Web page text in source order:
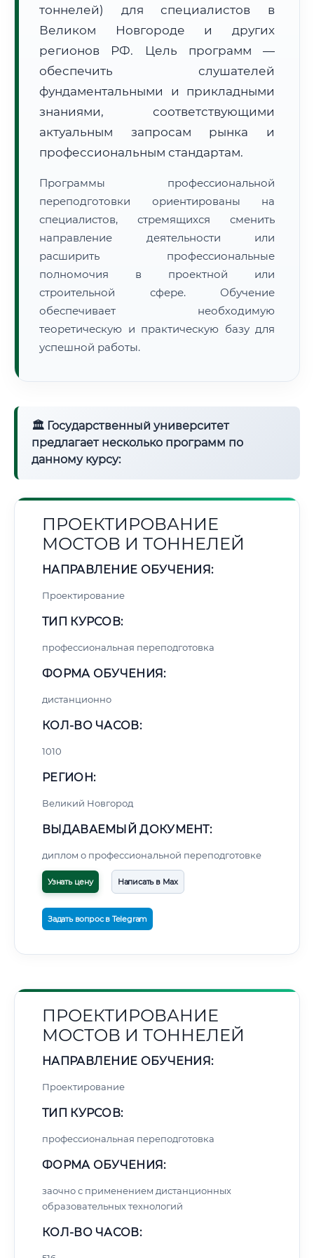
Расчет логистики оригиналов:
• Маршрут транзита:~3 092 км
• Экспресс-доставка СДЭК / Почтой:4–6 рабочих дней
📜 Документы и аккредитация
🔍Нажмите на документ для увеличения и просмотра
тоннелей) для специалистов в
Великом Новгороде и других
регионов РФ. Цель программ —
обеспечить слушателей
фундаментальными и прикладными
знаниями, соответствующими
актуальным запросам рынка и
профессиональным стандартам.
Программы профессиональной
переподготовки ориентированы на
специалистов, стремящихся сменить
направление деятельности или
расширить профессиональные
полномочия в проектной или
строительной сфере. Обучение
обеспечивает необходимую
теоретическую и практическую базу для
успешной работы.
🏛 Государственный университет
предлагает несколько программ по
данному курсу:
ПРОЕКТИРОВАНИЕ
МОСТОВ И ТОННЕЛЕЙ
НАПРАВЛЕНИЕ ОБУЧЕНИЯ:
Проектирование
ТИП КУРСОВ:
профессиональная переподготовка
ФОРМА ОБУЧЕНИЯ:
дистанционно
КОЛ-ВО ЧАСОВ:
1010
РЕГИОН:
Великий Новгород
ВЫДАВАЕМЫЙ ДОКУМЕНТ:
диплом о профессиональной переподготовке
Узнать цену Написать в Max
Задать вопрос в Telegram
ПРОЕКТИРОВАНИЕ
МОСТОВ И ТОННЕЛЕЙ
НАПРАВЛЕНИЕ ОБУЧЕНИЯ:
Проектирование
ТИП КУРСОВ:
профессиональная переподготовка
ФОРМА ОБУЧЕНИЯ:
заочно с применением дистанционных
образовательных технологий
КОЛ-ВО ЧАСОВ: